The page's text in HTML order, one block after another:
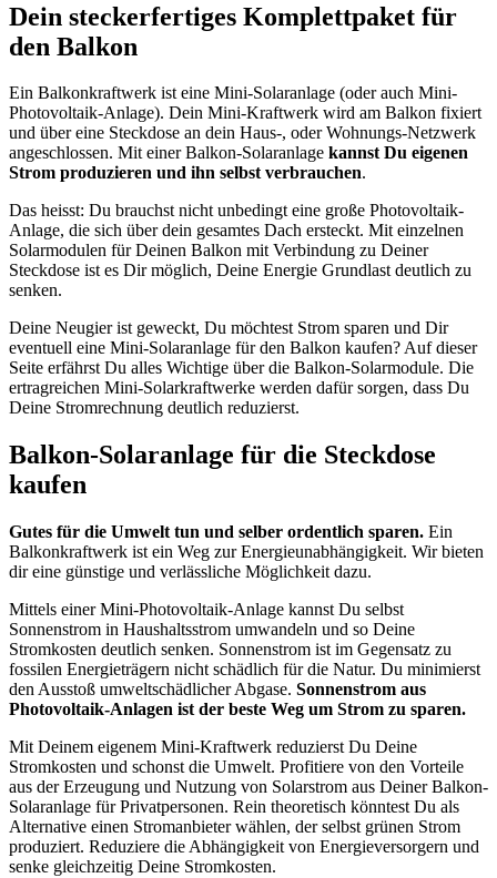
Dein steckerfertiges Komplettpaket für
den Balkon
Ein Balkonkraftwerk ist eine Mini-Solaranlage (oder auch Mini-
Photovoltaik-Anlage). Dein Mini-Kraftwerk wird am Balkon fixiert
und über eine Steckdose an dein Haus-, oder Wohnungs-Netzwerk
angeschlossen. Mit einer Balkon-Solaranlage kannst Du eigenen
Strom produzieren und ihn selbst verbrauchen.
Das heisst: Du brauchst nicht unbedingt eine große Photovoltaik-
Anlage, die sich über dein gesamtes Dach ersteckt. Mit einzelnen
Solarmodulen für Deinen Balkon mit Verbindung zu Deiner
Steckdose ist es Dir möglich, Deine Energie Grundlast deutlich zu
senken.
Deine Neugier ist geweckt, Du möchtest Strom sparen und Dir
eventuell eine Mini-Solaranlage für den Balkon kaufen? Auf dieser
Seite erfährst Du alles Wichtige über die Balkon-Solarmodule. Die
ertragreichen Mini-Solarkraftwerke werden dafür sorgen, dass Du
Deine Stromrechnung deutlich reduzierst.
Balkon-Solaranlage für die Steckdose
kaufen
Gutes für die Umwelt tun und selber ordentlich sparen. Ein
Balkonkraftwerk ist ein Weg zur Energieunabhängigkeit. Wir bieten
dir eine günstige und verlässliche Möglichkeit dazu.
Mittels einer Mini-Photovoltaik-Anlage kannst Du selbst
Sonnenstrom in Haushaltsstrom umwandeln und so Deine
Stromkosten deutlich senken. Sonnenstrom ist im Gegensatz zu
fossilen Energieträgern nicht schädlich für die Natur. Du minimierst
den Ausstoß umweltschädlicher Abgase. Sonnenstrom aus
Photovoltaik-Anlagen ist der beste Weg um Strom zu sparen.
Mit Deinem eigenem Mini-Kraftwerk reduzierst Du Deine
Stromkosten und schonst die Umwelt. Profitiere von den Vorteile
aus der Erzeugung und Nutzung von Solarstrom aus Deiner Balkon-
Solaranlage für Privatpersonen. Rein theoretisch könntest Du als
Alternative einen Stromanbieter wählen, der selbst grünen Strom
produziert. Reduziere die Abhängigkeit von Energieversorgern und
senke gleichzeitig Deine Stromkosten.